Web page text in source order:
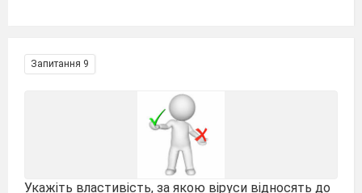
Запитання 9
Укажіть властивість, за якою віруси відносять до